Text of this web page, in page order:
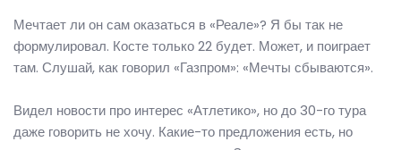
Мечтает ли он сам оказаться в «Реале»? Я бы так не
формулировал. Косте только 22 будет. Может, и поиграет
там. Слушай, как говорил «Газпром»: «Мечты сбываются».
Видел новости про интерес «Атлетико», но до 30-го тура
даже говорить не хочу. Какие-то предложения есть, но